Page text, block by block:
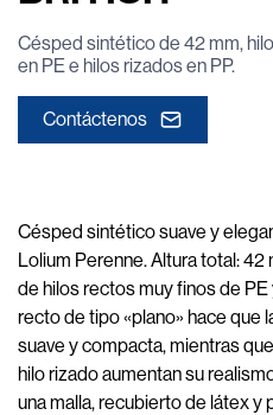
Césped sintético de 42 mm,
en PE e hilos rizados en PP.
Contáctenos
Césped sintético suave y
Lolium Perenne. Altura total: 42
de hilos rectos muy finos de PE
recto de tipo «plano» hace que
suave y compacta, mientras
hilo rizado aumentan su
una malla, recubierto de látex